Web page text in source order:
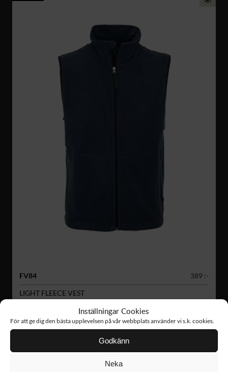
Inställningar Cookies
För att ge dig den bästa upplevelsen på vår webbplats använder vi s.k. cookies.
Godkänn
Neka
FV84
389 :-
LIGHT FLEECE VEST
NYHET!